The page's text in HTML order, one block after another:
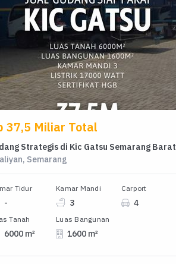
37,5 Miliar Total
Strategis di Kic Gatsu Semarang Barat
Semarang
Tidur
-
Kamar Mandi
3
Carport
4
Tanah
6000 m²
Luas Bangunan
1600 m²